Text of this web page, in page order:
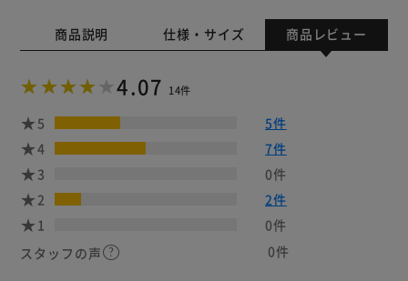
商品説明 仕様・サイズ 商品レビュー
4.07 14件
5
5件
4
7件
3
0件
2
2件
1
0件
スタッフの声
0件